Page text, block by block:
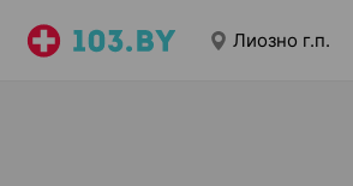
Лиозно г.п.